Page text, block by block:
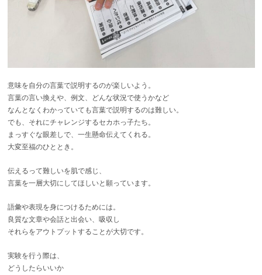
意味を自分の言葉で説明するのが楽しいよう。
言葉の言い換えや、例文、どんな状況で使うかなど
なんとなくわかっていても言葉で説明するのは難しい。
でも、それにチャレンジするセカホっ子たち。
まっすぐな眼差しで、一生懸命伝えてくれる。
大変至福のひととき。
伝えるって難しいを肌で感じ、
言葉を一層大切にしてほしいと願っています。
語彙や表現を身につけるためには。
良質な文章や会話と出会い、吸収し
それらをアウトプットすることが大切です。
実験を行う際は、
どうしたらいいか